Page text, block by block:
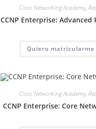
Cisco Networking Academy,
CCNP Enterprise: Advanced
Quiero matricularme
Cisco Networking Academy,
CCNP Enterprise: Core